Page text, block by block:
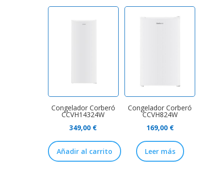
Congelador Corberó
CCVH14324W
349,00 €
Añadir al carrito
Congelador Corberó
CCVH824W
169,00 €
Leer más